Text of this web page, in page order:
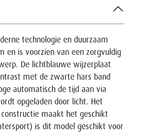
technologie en duurzaam
en is voorzien van een zorgvuldig
De lichtblauwe wijzerplaat
met de zwarte hars band
automatisch de tijd aan via
opgeladen door licht. Het
maakt het geschikt
is dit model geschikt voor